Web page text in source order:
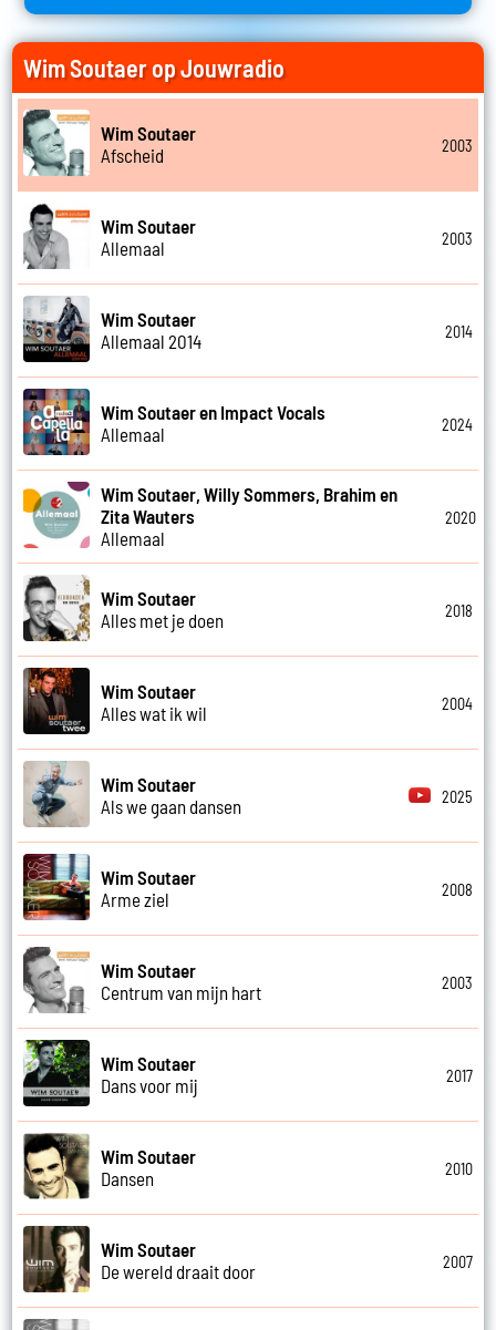
Wim Soutaer op Jouwradio
Wim Soutaer
Afscheid
2003
Wim Soutaer
Allemaal
2003
Wim Soutaer
Allemaal 2014
2014
Wim Soutaer en Impact Vocals
Allemaal
2024
Wim Soutaer, Willy Sommers, Brahim en
Zita Wauters
Allemaal
2020
Wim Soutaer
Alles met je doen
2018
Wim Soutaer
Alles wat ik wil
2004
Wim Soutaer
Als we gaan dansen
2025
Wim Soutaer
Arme ziel
2008
Wim Soutaer
Centrum van mijn hart
2003
Wim Soutaer
Dans voor mij
2017
Wim Soutaer
Dansen
2010
Wim Soutaer
De wereld draait door
2007